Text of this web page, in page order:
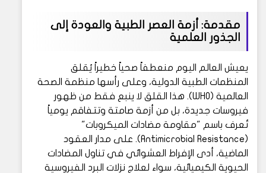
مقدمة: أزمة العصر الطبية والعودة إلى
الجذور العلمية
يعيش العالم اليوم منعطفاً صحياً خطيراً يُقلق
المنظمات الطبية الدولية، وعلى رأسها منظمة الصحة
العالمية (WHO). هذا القلق لا ينبع فقط من ظهور
فيروسات جديدة، بل من أزمة صامتة وتتفاقم يومياً
تُعرف باسم "مقاومة مضادات الميكروبات"
(Antimicrobial Resistance). على مدار العقود
الماضية، أدى الإفراط العشوائي في تناول المضادات
الحيوية الكيميائية، سواء لعلاج نزلات البرد الفيروسية